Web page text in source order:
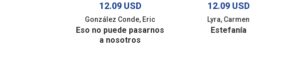
12.09 USD
González Conde, Eric
Eso no puede pasarnos
a nosotros
12.09 USD
Lyra, Carmen
Estefanía